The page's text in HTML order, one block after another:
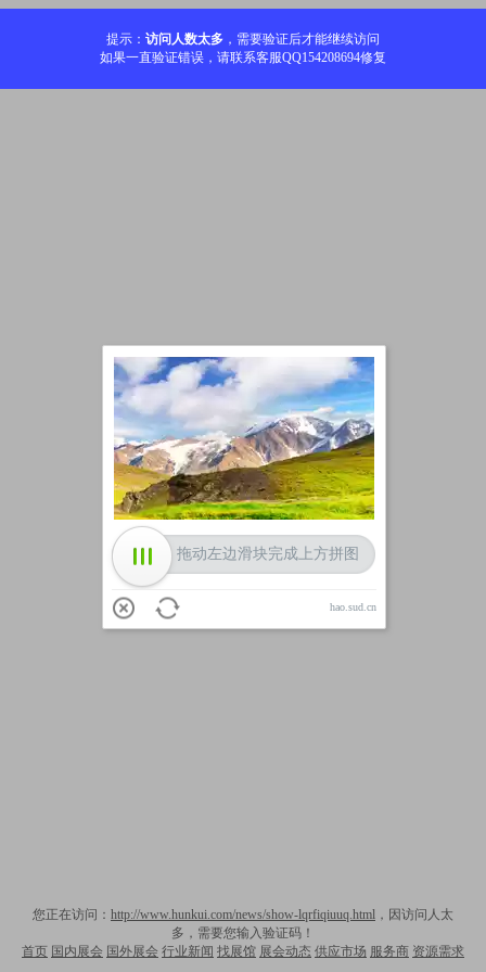
提示： 访问人数太多 ，需要验证后才能继续访问
如果一直验证错误，请联系客服QQ154208694修复
您正在访问： http://www.hunkui.com/news/show-lqrfiqiuuq.html ，因访问人太
多，需要您输入验证码！
首页 国内展会 国外展会 行业新闻 找展馆 展会动态 供应市场 服务商 资源需求
加载中
拖动左边滑块完成上方拼图
hao.sud.cn